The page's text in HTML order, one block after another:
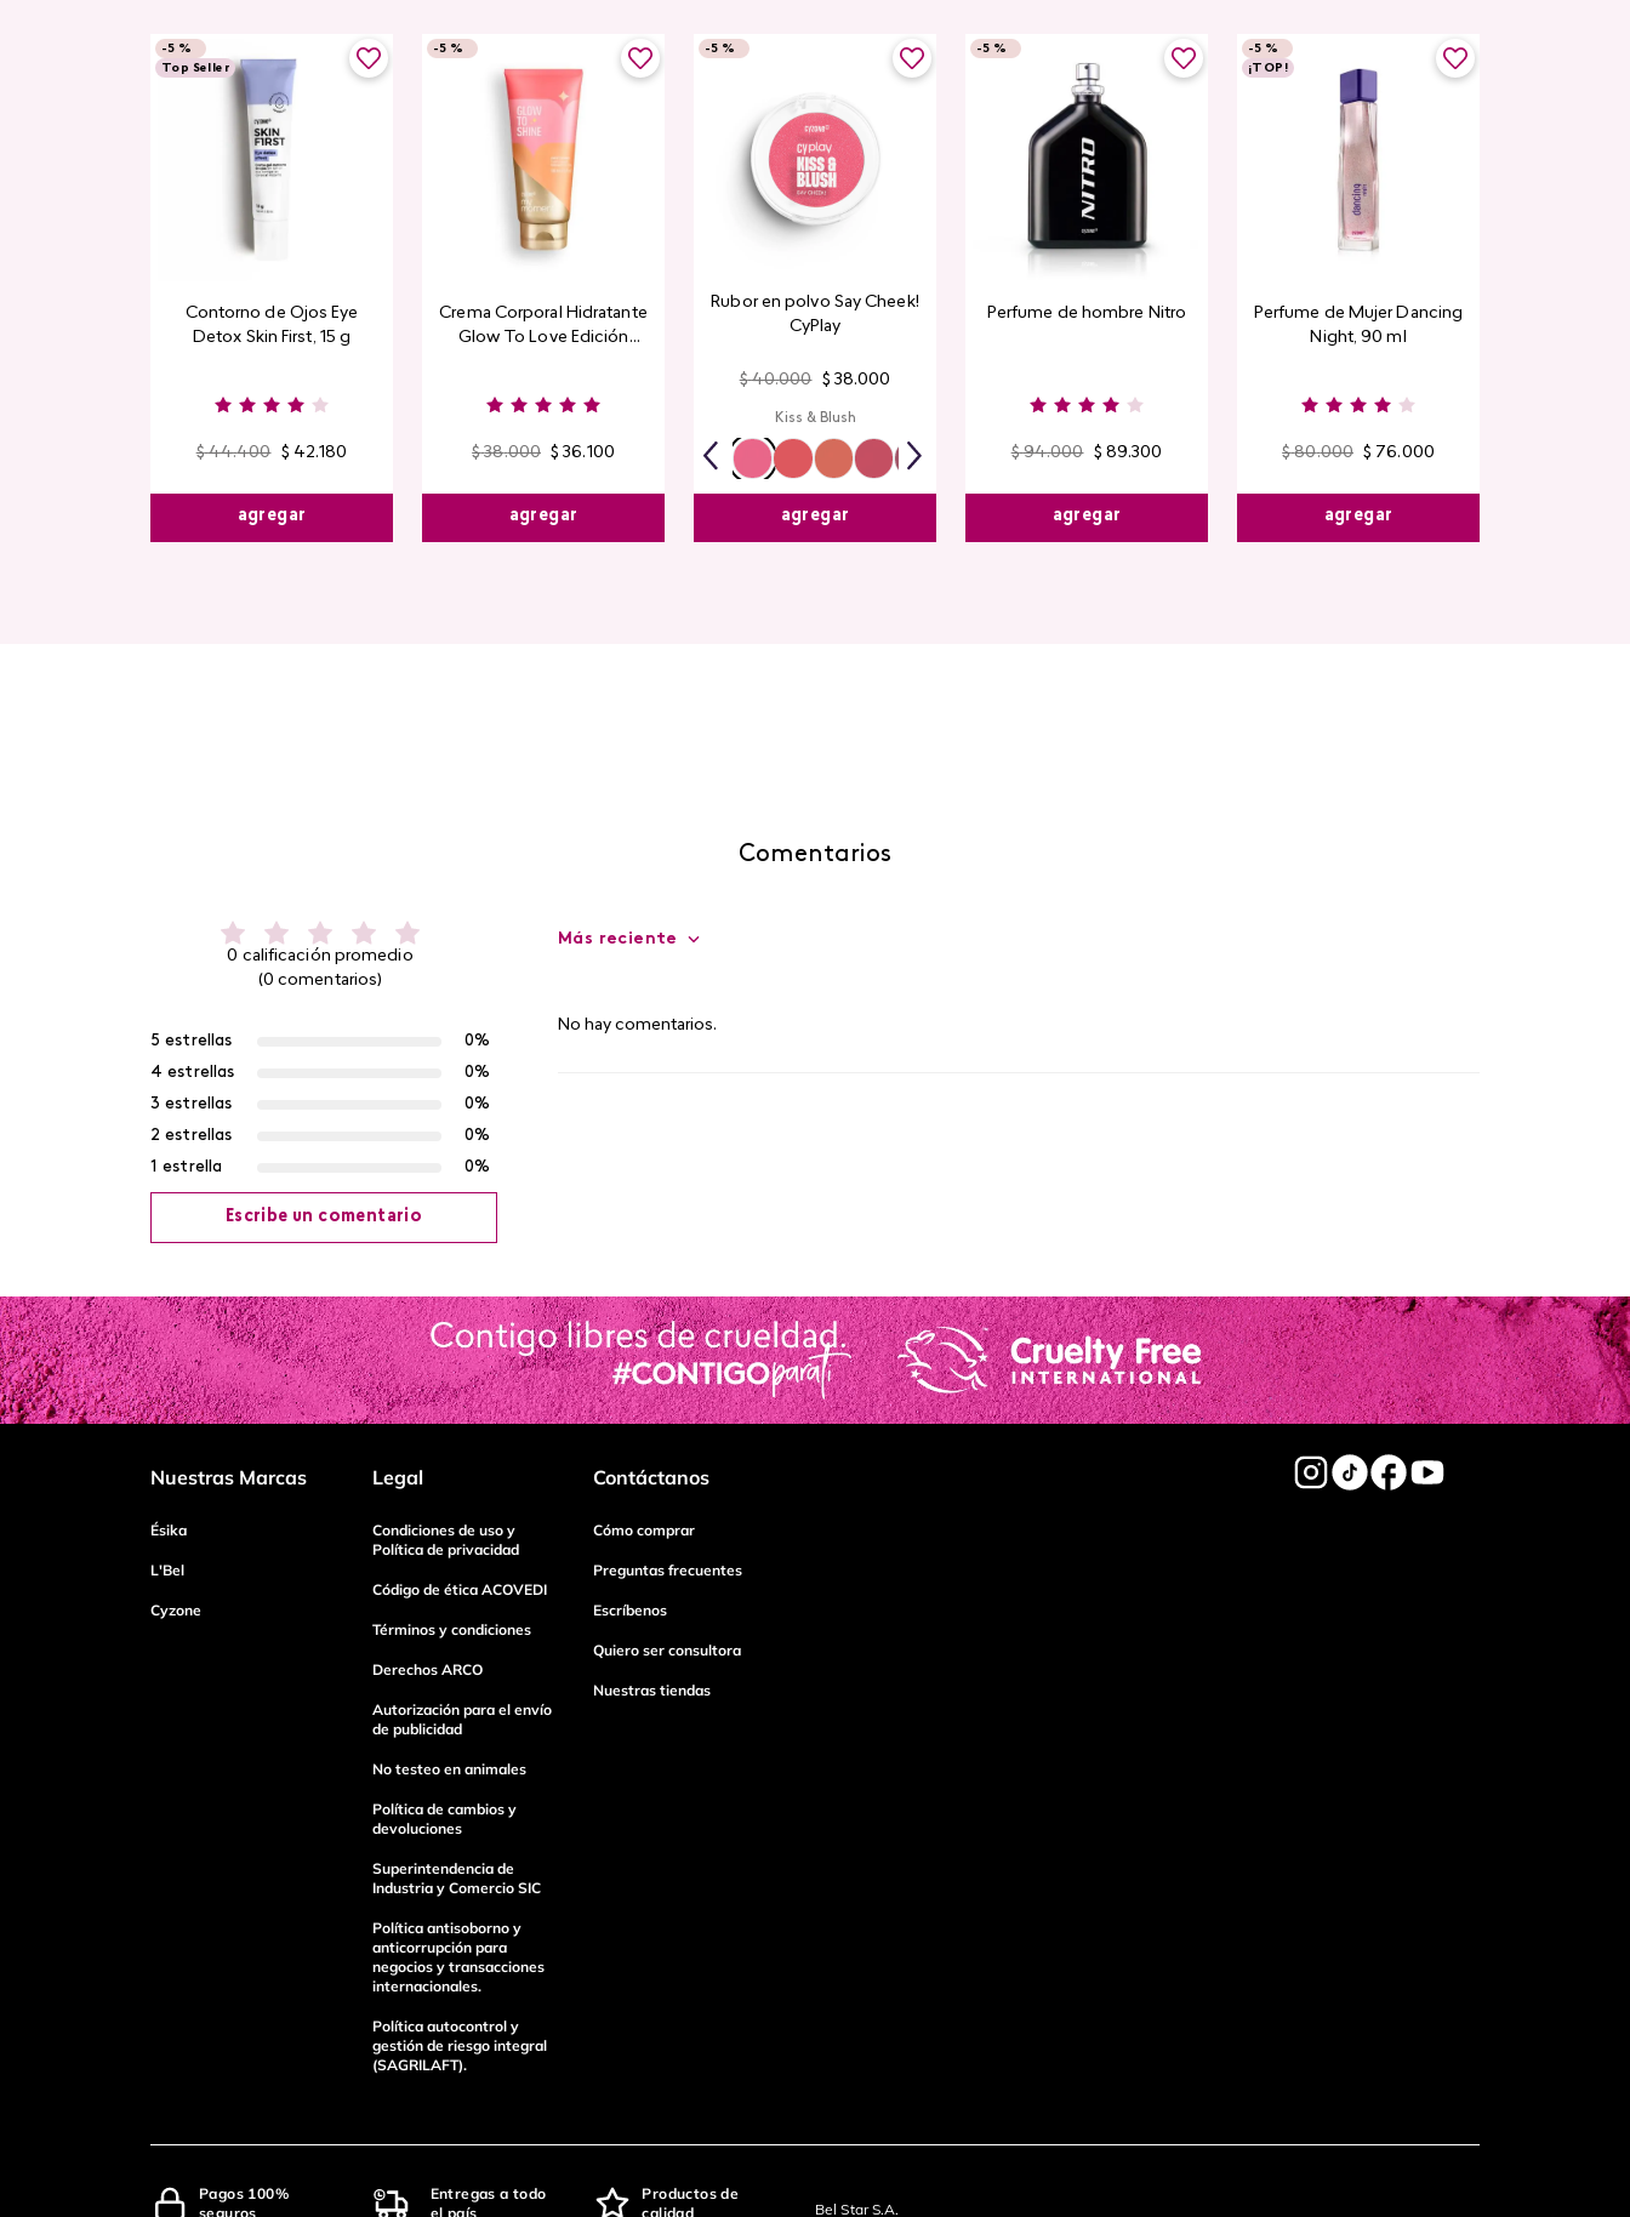
-5 %
Top Seller
Contorno de Ojos Eye
Detox Skin First, 15 g
$ 44.400 $ 42.180
agregar
-5 %
Crema Corporal Hidratante
Glow To Love Edición
$ 38.000 $ 36.100
agregar
-5 %
Rubor en polvo Say Cheek!
CyPlay
$ 40.000 $ 38.000
Kiss & Blush
agregar
-5 %
Perfume de hombre Nitro
$ 94.000 $ 89.300
agregar
-5 %
¡TOP!
Perfume de Mujer Dancing
Night, 90 ml
$ 80.000 $ 76.000
agregar
Comentarios
0 calificación promedio
(0 comentarios)
5 estrellas
0%
4 estrellas
0%
3 estrellas
0%
2 estrellas
0%
1 estrella
0%
Escribe un comentario
Agregar comentario
Título
Tu nombre
Dirección de email
enviar comentario
Más reciente
No hay comentarios.
Nuestras Marcas
Ésika
L'Bel
Cyzone
Legal
Condiciones de uso y
Política de privacidad
Código de ética ACOVEDI
Términos y condiciones
Derechos ARCO
Autorización para el envío
de publicidad
No testeo en animales
Política de cambios y
devoluciones
Superintendencia de
Industria y Comercio SIC
Política antisoborno y
anticorrupción para
negocios y transacciones
internacionales.
Política autocontrol y
gestión de riesgo integral
(SAGRILAFT).
Contáctanos
Cómo comprar
Preguntas frecuentes
Escríbenos
Quiero ser consultora
Nuestras tiendas
Pagos 100%
seguros
Entregas a todo
el país
Productos de
calidad
Bel Star S.A.